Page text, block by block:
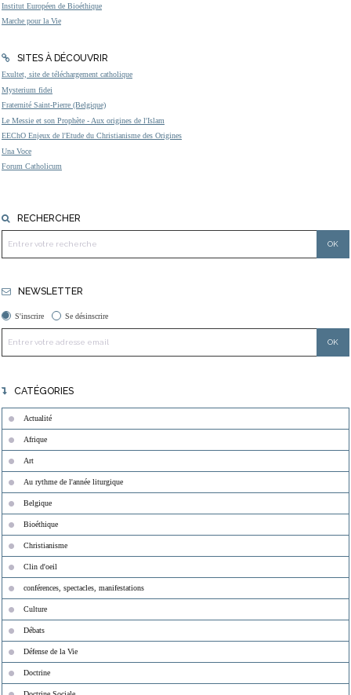
Institut Européen de Bioéthique
Marche pour la Vie
SITES À DÉCOUVRIR
Exultet, site de téléchargement catholique
Mysterium fidei
Fraternité Saint-Pierre (Belgique)
Le Messie et son Prophète - Aux origines de l'Islam
EEChO Enjeux de l'Etude du Christianisme des Origines
Una Voce
Forum Catholicum
RECHERCHER
NEWSLETTER
S'inscrire Se désinscrire
CATÉGORIES
Actualité
Afrique
Art
Au rythme de l'année liturgique
Belgique
Bioéthique
Christianisme
Clin d'oeil
conférences, spectacles, manifestations
Culture
Débats
Défense de la Vie
Doctrine